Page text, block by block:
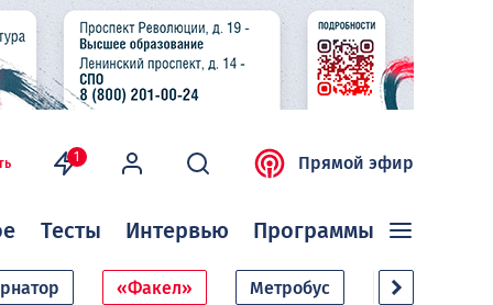
1 Прямой эфир
Тесты Интервью Программы
«Факел» Метробус Дачный